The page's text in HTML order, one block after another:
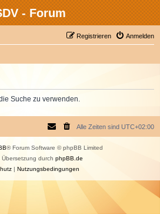
- Forum
Anmelden
Registrieren
Suche zu verwenden.
Alle Zeiten sind UTC+02:00
® Forum Software © phpBB Limited
Übersetzung durch phpBB.de
| Nutzungsbedingungen